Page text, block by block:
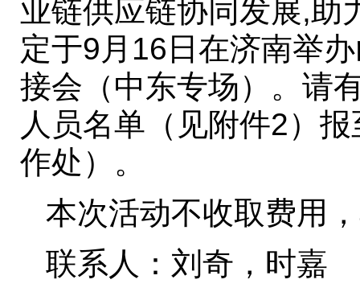
业链供应链协同发展,助
定于9月16日在济南举
接会（中东专场）。请
人员名单（见附件2）
作处）。
本次活动不收取费用
联系人：刘奇，时嘉